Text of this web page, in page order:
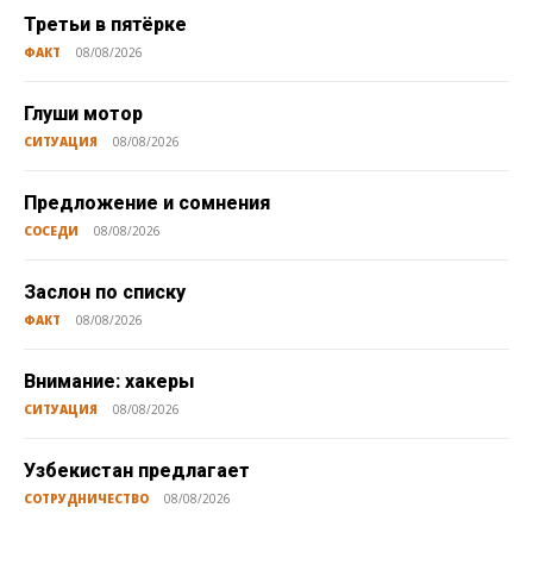
Третьи в пятёрке
ФАКТ 08/08/2026
Глуши мотор
СИТУАЦИЯ 08/08/2026
Предложение и сомнения
СОСЕДИ 08/08/2026
Заслон по списку
ФАКТ 08/08/2026
Внимание: хакеры
СИТУАЦИЯ 08/08/2026
Узбекистан предлагает
СОТРУДНИЧЕСТВО 08/08/2026